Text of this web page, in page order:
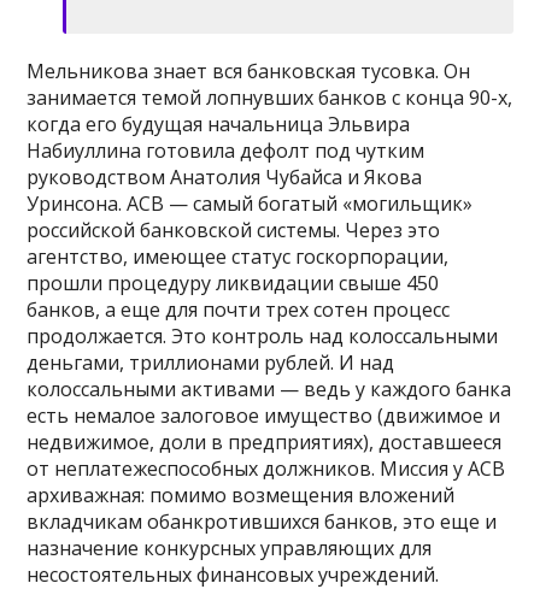
Мельникова знает вся банковская тусовка. Он
занимается темой лопнувших банков с конца 90-х,
когда его будущая начальница Эльвира
Набиуллина готовила дефолт под чутким
руководством Анатолия Чубайса и Якова
Уринсона. АСВ — самый богатый «могильщик»
российской банковской системы. Через это
агентство, имеющее статус госкорпорации,
прошли процедуру ликвидации свыше 450
банков, а еще для почти трех сотен процесс
продолжается. Это контроль над колоссальными
деньгами, триллионами рублей. И над
колоссальными активами — ведь у каждого банка
есть немалое залоговое имущество (движимое и
недвижимое, доли в предприятиях), доставшееся
от неплатежеспособных должников. Миссия у АСВ
архиважная: помимо возмещения вложений
вкладчикам обанкротившихся банков, это еще и
назначение конкурсных управляющих для
несостоятельных финансовых учреждений.